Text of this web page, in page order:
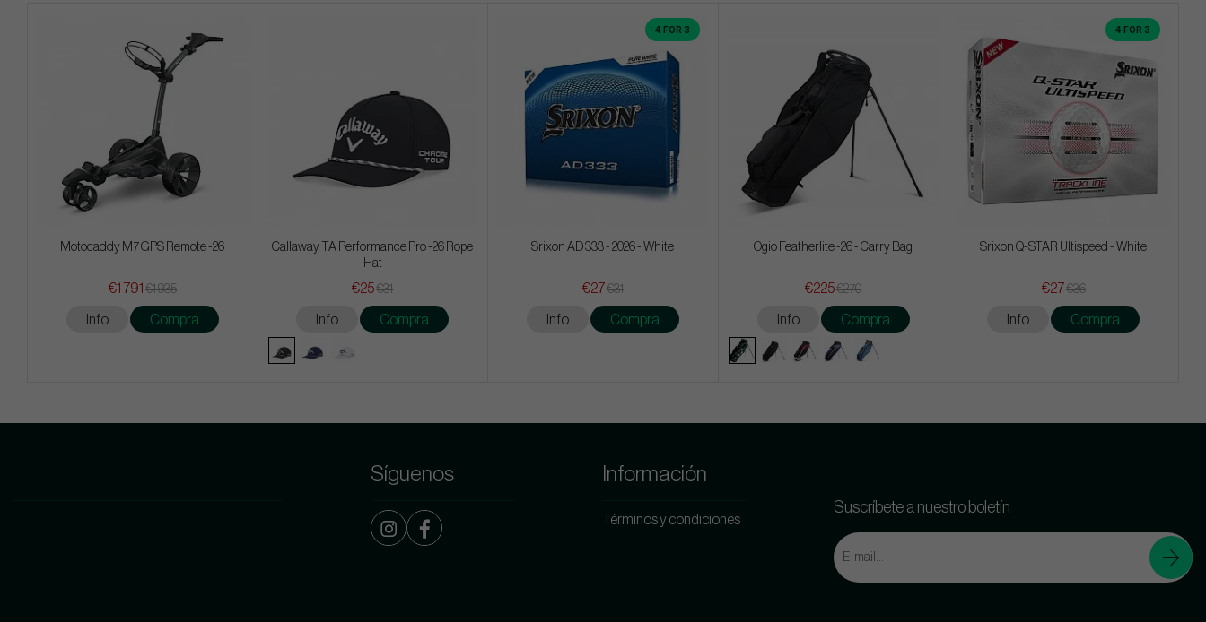
Motocaddy M7 GPS Remote -26
€1 791 €1 935
Info Compra
Callaway TA Performance Pro -26 Rope
Hat
€25€31
Info Compra
4 FOR 3
Srixon AD 333 - 2026 - White
€27€31
Info Compra
Ogio Featherlite -26 - Carry Bag
€225€270
Info Compra
4 FOR 3
Srixon Q-STAR Ultispeed - White
€27€36
Info Compra
Síguenos Información
Términos y condiciones
Suscríbete a nuestro boletín